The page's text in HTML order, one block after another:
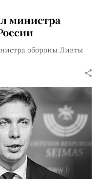
министра
обороны Ливты